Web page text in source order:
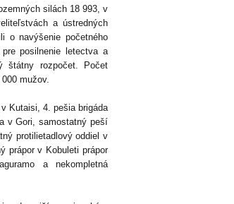
silách 18 993, v
a ústredných
o navýšenie početného
posilnenie letectva a
štátny rozpočet. Počet
mužov.
Kutaisi, 4. pešia brigáda
v Gori, samostatný peší
protilietadlový oddiel v
prápor v Kobuleti prápor
a nekompletná